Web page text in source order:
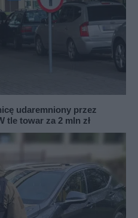
udaremniony przez
tle towar za 2 mln zł